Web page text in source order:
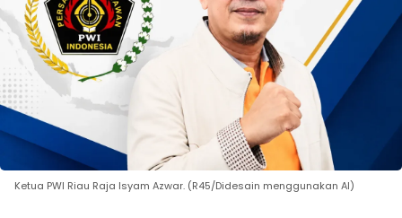
Ketua PWI Riau Raja Isyam Azwar. (R45/Didesain menggunakan AI)